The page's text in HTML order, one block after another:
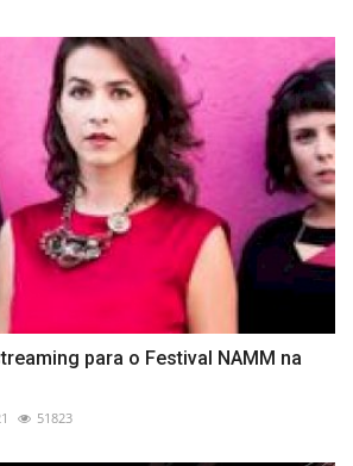
para o Festival NAMM na
51823